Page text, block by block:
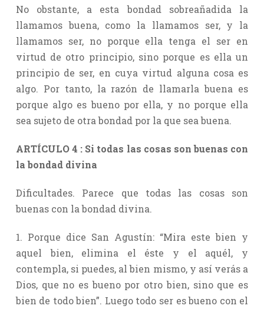
No obstante, a esta bondad sobreañadida la
llamamos buena, como la llamamos ser, y la
llamamos ser, no porque ella tenga el ser en
virtud de otro principio, sino porque es ella un
principio de ser, en cuya virtud alguna cosa es
algo. Por tanto, la razón de llamarla buena es
porque algo es bueno por ella, y no porque ella
sea sujeto de otra bondad por la que sea buena.
ARTÍCULO 4 : Si todas las cosas son buenas con
la bondad divina
Dificultades. Parece que todas las cosas son
buenas con la bondad divina.
1. Porque dice San Agustín: “Mira este bien y
aquel bien, elimina el éste y el aquél, y
contempla, si puedes, al bien mismo, y así verás a
Dios, que no es bueno por otro bien, sino que es
bien de todo bien”. Luego todo ser es bueno con el